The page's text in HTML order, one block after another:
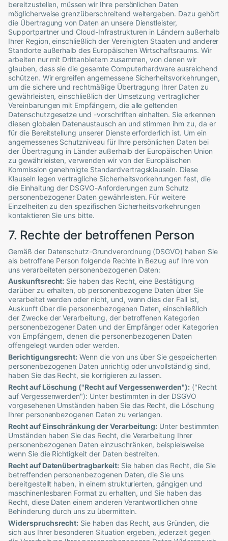
bereitzustellen, müssen wir Ihre persönlichen Daten
möglicherweise grenzüberschreitend weitergeben. Dazu gehört
die Übertragung von Daten an unsere Dienstleister,
Supportpartner und Cloud-Infrastrukturen in Ländern außerhalb
Ihrer Region, einschließlich der Vereinigten Staaten und anderer
Standorte außerhalb des Europäischen Wirtschaftsraums. Wir
arbeiten nur mit Drittanbietern zusammen, von denen wir
glauben, dass sie die gesamte Computerhardware ausreichend
schützen. Wir ergreifen angemessene Sicherheitsvorkehrungen,
um die sichere und rechtmäßige Übertragung Ihrer Daten zu
gewährleisten, einschließlich der Umsetzung vertraglicher
Vereinbarungen mit Empfängern, die alle geltenden
Datenschutzgesetze und -vorschriften einhalten. Sie erkennen
diesen globalen Datenaustausch an und stimmen ihm zu, da er
für die Bereitstellung unserer Dienste erforderlich ist. Um ein
angemessenes Schutzniveau für Ihre persönlichen Daten bei
der Übertragung in Länder außerhalb der Europäischen Union
zu gewährleisten, verwenden wir von der Europäischen
Kommission genehmigte Standardvertragsklauseln. Diese
Klauseln legen vertragliche Sicherheitsvorkehrungen fest, die
die Einhaltung der DSGVO-Anforderungen zum Schutz
personenbezogener Daten gewährleisten. Für weitere
Einzelheiten zu den spezifischen Sicherheitsvorkehrungen
kontaktieren Sie uns bitte.
7. Rechte der betroffenen Person
Gemäß der Datenschutz-Grundverordnung (DSGVO) haben Sie
als betroffene Person folgende Rechte in Bezug auf Ihre von
uns verarbeiteten personenbezogenen Daten:
Auskunftsrecht: Sie haben das Recht, eine Bestätigung
darüber zu erhalten, ob personenbezogene Daten über Sie
verarbeitet werden oder nicht, und, wenn dies der Fall ist,
Auskunft über die personenbezogenen Daten, einschließlich
der Zwecke der Verarbeitung, der betroffenen Kategorien
personenbezogener Daten und der Empfänger oder Kategorien
von Empfängern, denen die personenbezogenen Daten
offengelegt wurden oder werden.
Berichtigungsrecht: Wenn die von uns über Sie gespeicherten
personenbezogenen Daten unrichtig oder unvollständig sind,
haben Sie das Recht, sie korrigieren zu lassen.
Recht auf Löschung ("Recht auf Vergessenwerden"): ("Recht
auf Vergessenwerden"): Unter bestimmten in der DSGVO
vorgesehenen Umständen haben Sie das Recht, die Löschung
Ihrer personenbezogenen Daten zu verlangen.
Recht auf Einschränkung der Verarbeitung: Unter bestimmten
Umständen haben Sie das Recht, die Verarbeitung Ihrer
personenbezogenen Daten einzuschränken, beispielsweise
wenn Sie die Richtigkeit der Daten bestreiten.
Recht auf Datenübertragbarkeit:Sie haben das Recht, die Sie
betreffenden personenbezogenen Daten, die Sie uns
bereitgestellt haben, in einem strukturierten, gängigen und
maschinenlesbaren Format zu erhalten, und Sie haben das
Recht, diese Daten einem anderen Verantwortlichen ohne
Behinderung durch uns zu übermitteln.
Widerspruchsrecht: Sie haben das Recht, aus Gründen, die
sich aus Ihrer besonderen Situation ergeben, jederzeit gegen